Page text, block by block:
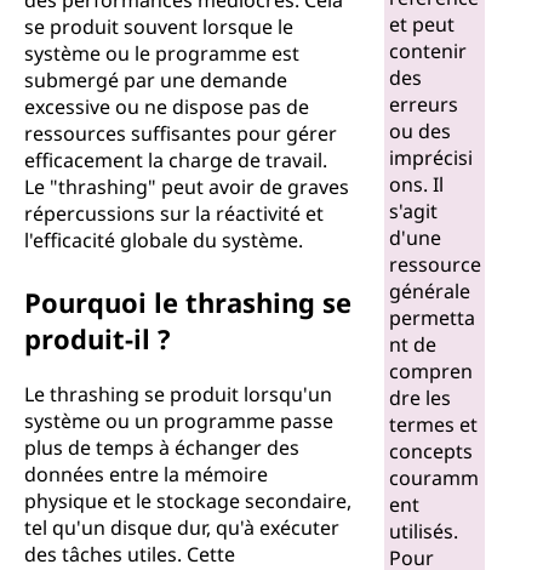
se produit souvent lorsque le
système ou le programme est
submergé par une demande
excessive ou ne dispose pas de
ressources suffisantes pour gérer
efficacement la charge de travail.
Le "thrashing" peut avoir de graves
répercussions sur la réactivité et
l'efficacité globale du système.
Pourquoi le thrashing se
produit-il ?
Le thrashing se produit lorsqu'un
système ou un programme passe
plus de temps à échanger des
données entre la mémoire
physique et le stockage secondaire,
tel qu'un disque dur, qu'à exécuter
des tâches utiles. Cette
et peut
contenir
des
erreurs
ou des
imprécisi
ons. Il
s'agit
d'une
ressource
générale
permetta
nt de
compren
dre les
termes et
concepts
couramm
ent
utilisés.
Pour